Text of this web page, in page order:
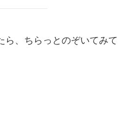
ら、ちらっとのぞいてみて